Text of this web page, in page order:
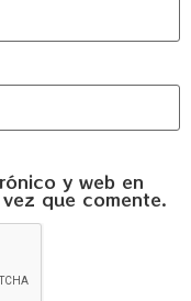
y web en
que comente.